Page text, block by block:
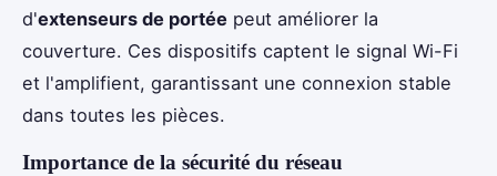
d'extenseurs de portée peut améliorer la
couverture. Ces dispositifs captent le signal Wi-Fi
et l'amplifient, garantissant une connexion stable
dans toutes les pièces.
Importance de la sécurité du réseau